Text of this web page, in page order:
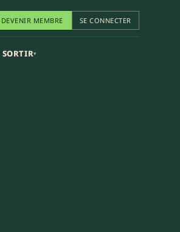
DEVENIR MEMBRE SE CONNECTER
SORTIR▾